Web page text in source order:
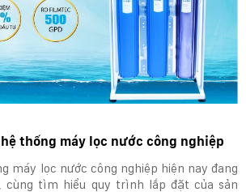
thống máy lọc nước công nghiệp
máy lọc nước công nghiệp hiện nay đang
cùng tìm hiểu quy trình lắp đặt của sản